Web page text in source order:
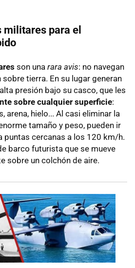
para el
son una rara avis: no navegan
sobre tierra. En su lugar generan
presión bajo su casco, que les
sobre cualquier superficie:
arena, hielo... Al casi eliminar la
tamaño y peso, pueden ir
puntas cercanas a los 120 km/h.
barco futurista que se mueve
sobre un colchón de aire.